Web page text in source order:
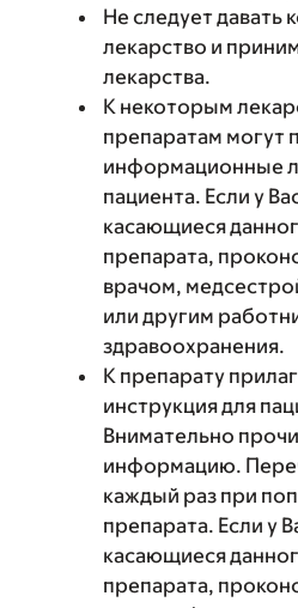
Не следует давать
лекарство и
лекарства.
К некоторым
препаратам могут
информационные
пациента. Если у
касающиеся
препарата,
врачом,
или другим
здравоохранения.
К препарату
инструкция для
Внимательно
информацию.
каждый раз при
препарата. Если у
касающиеся
препарата,